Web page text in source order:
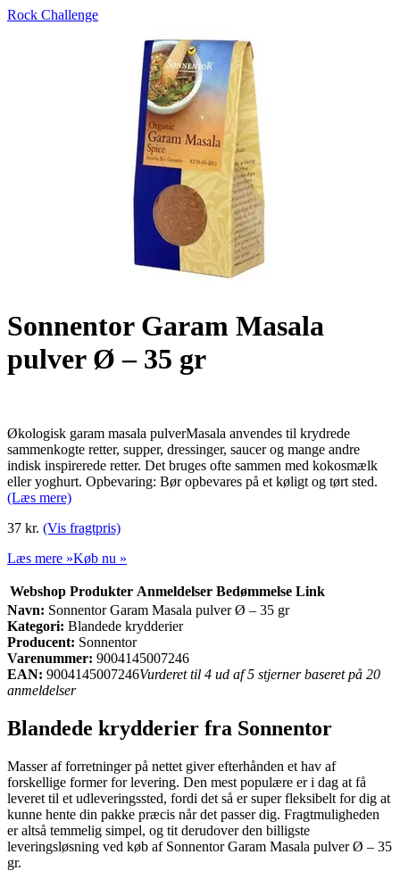
Rock Challenge
Sonnentor Garam Masala
pulver Ø – 35 gr
Økologisk garam masala pulverMasala anvendes til krydrede
sammenkogte retter, supper, dressinger, saucer og mange andre
indisk inspirerede retter. Det bruges ofte sammen med kokosmælk
eller yoghurt. Opbevaring: Bør opbevares på et køligt og tørt sted.
(Læs mere)
37 kr. (Vis fragtpris)
Læs mere »Køb nu »
Webshop Produkter Anmeldelser Bedømmelse Link
Navn: Sonnentor Garam Masala pulver Ø – 35 gr
Kategori: Blandede krydderier
Producent: Sonnentor
Varenummer: 9004145007246
EAN: 9004145007246Vurderet til 4 ud af 5 stjerner baseret på 20
anmeldelser
Blandede krydderier fra Sonnentor
Masser af forretninger på nettet giver efterhånden et hav af
forskellige former for levering. Den mest populære er i dag at få
leveret til et udleveringssted, fordi det så er super fleksibelt for dig at
kunne hente din pakke præcis når det passer dig. Fragtmuligheden
er altså temmelig simpel, og tit derudover den billigste
leveringsløsning ved køb af Sonnentor Garam Masala pulver Ø – 35
gr.